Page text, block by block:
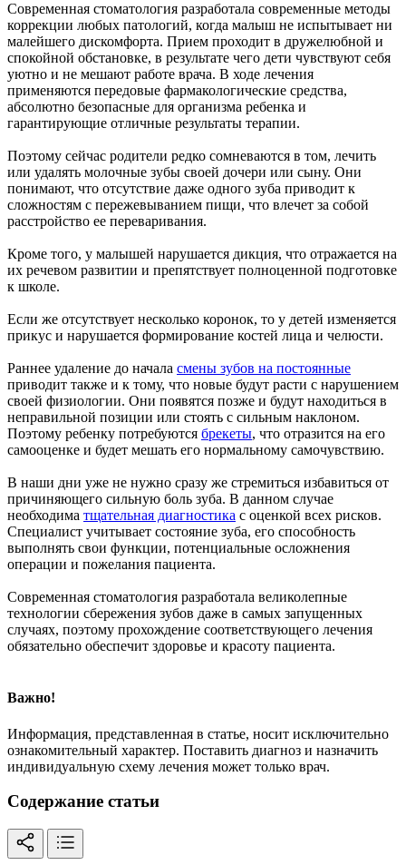
Современная стоматология разработала современные методы
коррекции любых патологий, когда малыш не испытывает ни
малейшего дискомфорта. Прием проходит в дружелюбной и
спокойной обстановке, в результате чего дети чувствуют себя
уютно и не мешают работе врача. В ходе лечения
применяются передовые фармакологические средства,
абсолютно безопасные для организма ребенка и
гарантирующие отличные результаты терапии.
Поэтому сейчас родители редко сомневаются в том, лечить
или удалять молочные зубы своей дочери или сыну. Они
понимают, что отсутствие даже одного зуба приводит к
сложностям с пережевыванием пищи, что влечет за собой
расстройство ее переваривания.
Кроме того, у малышей нарушается дикция, что отражается на
их речевом развитии и препятствует полноценной подготовке
к школе.
Если же отсутствует несколько коронок, то у детей изменяется
прикус и нарушается формирование костей лица и челюсти.
Раннее удаление до начала смены зубов на постоянные
приводит также и к тому, что новые будут расти с нарушением
своей физиологии. Они появятся позже и будут находиться в
неправильной позиции или стоять с сильным наклоном.
Поэтому ребенку потребуются брекеты, что отразится на его
самооценке и будет мешать его нормальному самочувствию.
В наши дни уже не нужно сразу же стремиться избавиться от
причиняющего сильную боль зуба. В данном случае
необходима тщательная диагностика с оценкой всех рисков.
Специалист учитывает состояние зуба, его способность
выполнять свои функции, потенциальные осложнения
операции и пожелания пациента.
Современная стоматология разработала великолепные
технологии сбережения зубов даже в самых запущенных
случаях, поэтому прохождение соответствующего лечения
обязательно обеспечит здоровье и красоту пациента.
Важно!
Информация, представленная в статье, носит исключительно
ознакомительный характер. Поставить диагноз и назначить
индивидуальную схему лечения может только врач.
Содержание статьи